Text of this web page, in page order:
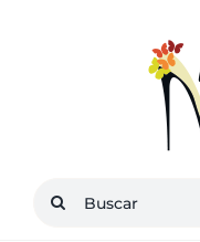
Buscar: